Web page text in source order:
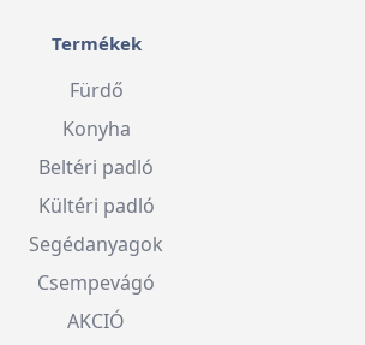
Termékek
Fürdő
Konyha
Beltéri padló
Kültéri padló
Segédanyagok
Csempevágó
AKCIÓ